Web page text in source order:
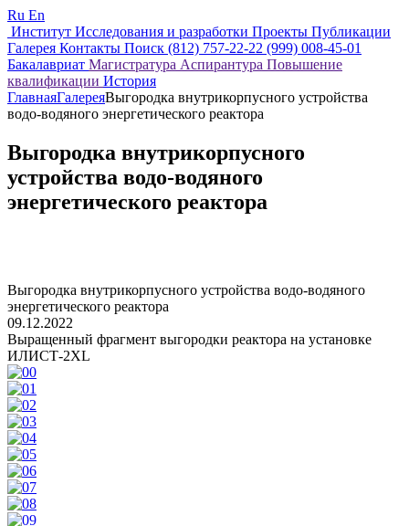
Ru En
Институт Исследования и разработки Проекты Публикации
Галерея Контакты Поиск (812) 757-22-22 (999) 008-45-01
Бакалавриат Магистратура Аспирантура Повышение
квалификации История
ГлавнаяГалереяВыгородка внутрикорпусного устройства
водо-водяного энергетического реактора
Выгородка внутрикорпусного
устройства водо-водяного
энергетического реактора
Выгородка внутрикорпусного устройства водо-водяного
энергетического реактора
09.12.2022
Выращенный фрагмент выгородки реактора на установке
ИЛИСТ-2XL